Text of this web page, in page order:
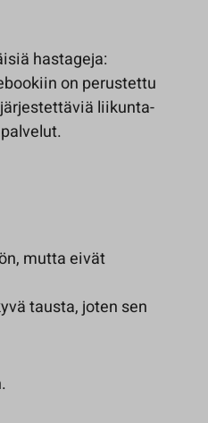
hastageja:
on perustettu
liikunta-
mutta eivät
tausta, joten sen